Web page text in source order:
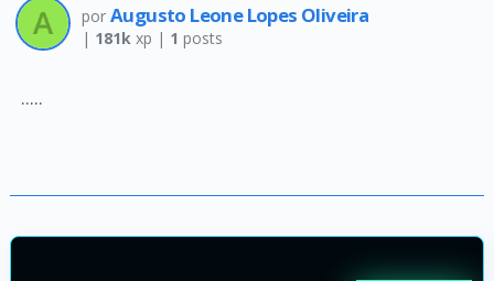
por Augusto Leone Lopes Oliveira
| 181kxp | 1 posts
.....